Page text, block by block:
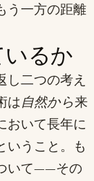
う一方の距離
るか
し二つの考え
は自然から来
おいて長年に
いうこと。も
いて——その